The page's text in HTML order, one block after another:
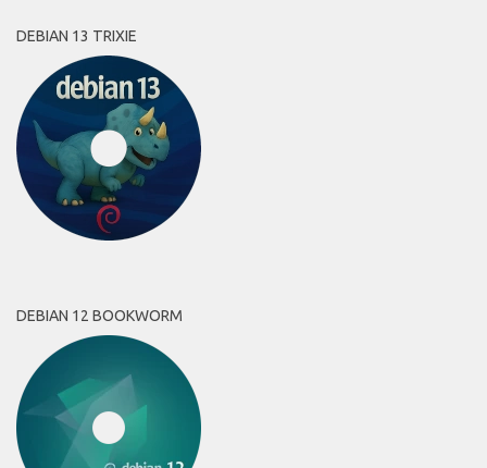
DEBIAN 13 TRIXIE
DEBIAN 12 BOOKWORM